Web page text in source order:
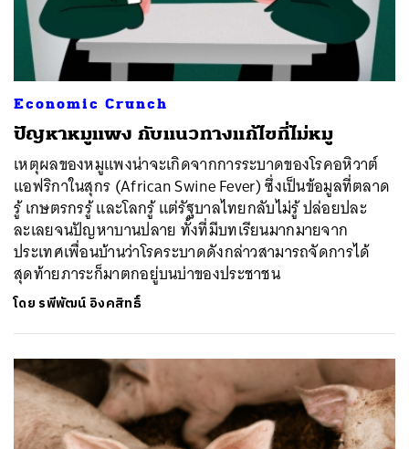
Economic Crunch
ปัญหาหมูแพง กับแนวทางแก้ไขที่ไม่หมู
เหตุผลของหมูแพงน่าจะเกิดจากการระบาดของโรคอหิวาต์
แอฟริกาในสุกร (African Swine Fever) ซึ่งเป็นข้อมูลที่ตลาด
รู้ เกษตรกรรู้ และโลกรู้ แต่รัฐบาลไทยกลับไม่รู้ ปล่อยปละ
ละเลยจนปัญหาบานปลาย ทั้งที่มีบทเรียนมากมายจาก
ประเทศเพื่อนบ้านว่าโรคระบาดดังกล่าวสามารถจัดการได้
สุดท้ายภาระก็มาตกอยู่บนบ่าของประชาชน
โดย รพีพัฒน์ อิงคสิทธิ์
SHARE TWEET LINE EMAIL